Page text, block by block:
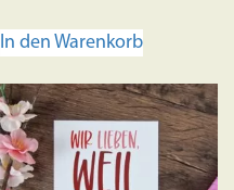
In den Warenkorb